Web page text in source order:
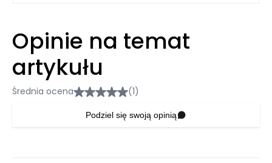
Opinie na temat
artykułu
Średnia ocena (1)
Podziel się swoją opinią